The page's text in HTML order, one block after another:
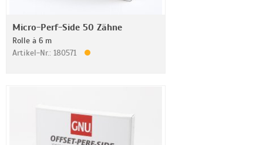
Micro-Perf-Side 50 Zähne
Rolle à 6 m
Artikel-Nr.: 180571